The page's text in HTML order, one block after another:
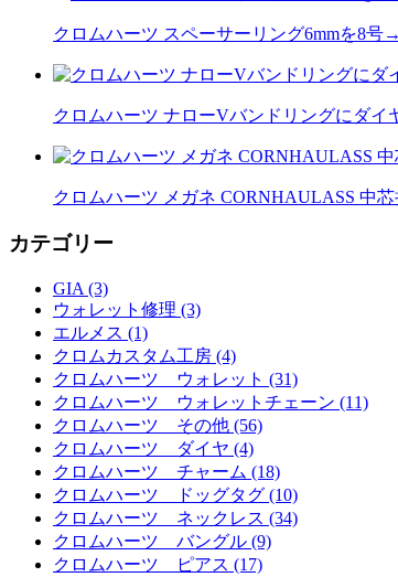
クロムハーツ スペーサーリング6mmを8
クロムハーツ ナローVバンドリングにダイ
クロムハーツ メガネ CORNHAULASS 中
カテゴリー
GIA (3)
ウォレット修理 (3)
エルメス (1)
クロムカスタム工房 (4)
クロムハーツ ウォレット (31)
クロムハーツ ウォレットチェーン (11)
クロムハーツ その他 (56)
クロムハーツ ダイヤ (4)
クロムハーツ チャーム (18)
クロムハーツ ドッグタグ (10)
クロムハーツ ネックレス (34)
クロムハーツ バングル (9)
クロムハーツ ピアス (17)